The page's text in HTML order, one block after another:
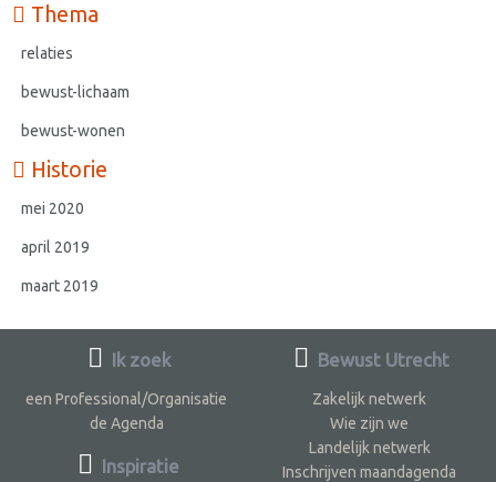
Thema
relaties
bewust-lichaam
bewust-wonen
Historie
mei 2020
april 2019
maart 2019
Ik zoek
een Professional/Organisatie
de Agenda
Inspiratie
Bewust Utrecht
Zakelijk netwerk
Wie zijn we
Landelijk netwerk
Inschrijven maandagenda